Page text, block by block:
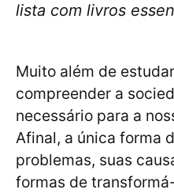
lista com livros
Muito além de
compreender a
necessário para a
Afinal, a única forma
problemas, suas
formas de